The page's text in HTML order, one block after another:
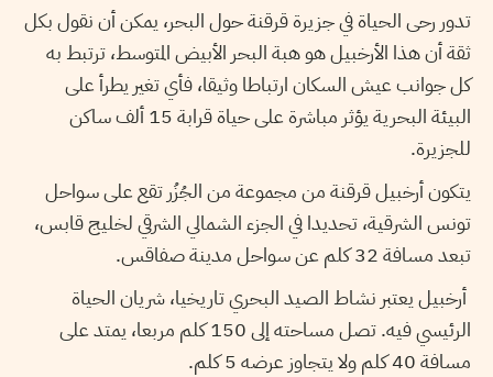
تدور رحى الحياة في جزيرة قرقنة حول البحر، يمكن أن نقول بكل
ثقة أن هذا الأرخبيل هو هبة البحر الأبيض المتوسط، ترتبط به
كل جوانب عيش السكان ارتباطا وثيقا، فأي تغير يطرأ على
البيئة البحرية يؤثر مباشرة على حياة قرابة 15 ألف ساكن
للجزيرة.
يتكون أرخبيل قرقنة من مجموعة من الجُزُر تقع على سواحل
تونس الشرقية، تحديدا في الجزء الشمالي الشرقي لخليج قابس،
تبعد مسافة 32 كلم عن سواحل مدينة صفاقس.
أرخبيل يعتبر نشاط الصيد البحري تاريخيا، شريان الحياة
الرئيسي فيه. تصل مساحته إلى 150 كلم مربعا، يمتد على
مسافة 40 كلم ولا يتجاوز عرضه 5 كلم.